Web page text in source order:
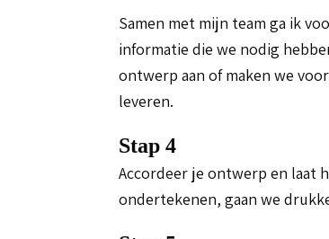
Samen met mijn team ga ik
informatie die we nodig
ontwerp aan of maken we
leveren.
Stap 4
Accordeer je ontwerp en laat
ondertekenen, gaan we